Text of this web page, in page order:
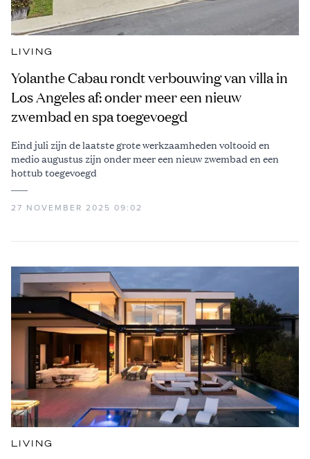
LIVING
Yolanthe Cabau rondt verbouwing van villa in
Los Angeles af: onder meer een nieuw
zwembad en spa toegevoegd
Eind juli zijn de laatste grote werkzaamheden voltooid en
medio augustus zijn onder meer een nieuw zwembad en een
hottub toegevoegd
27 NOVEMBER 2025 09:02
LIVING